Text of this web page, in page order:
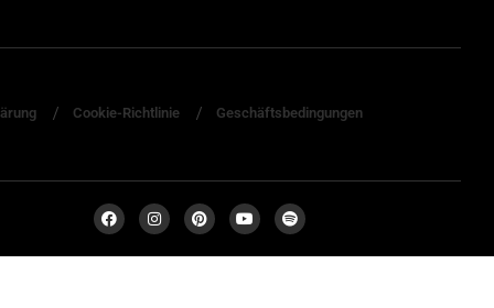
Cookie-Richtlinie Geschäftsbedingungen